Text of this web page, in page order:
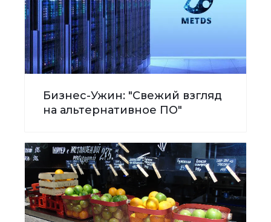
Бизнес-Ужин: "Свежий взгляд
на альтернативное ПО"